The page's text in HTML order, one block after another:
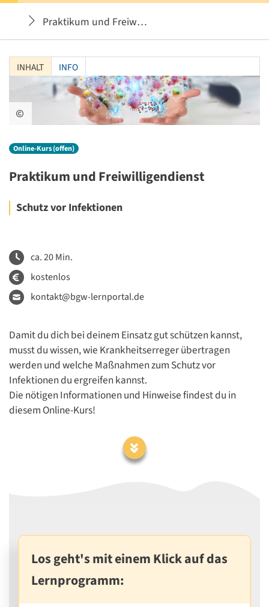
Praktikum und Freiwilligendienst in der Pflege /
INHALT INFO
stock.adobe.com/sdecoret
Online-Kurs (offen)
Praktikum und Freiwilligendienst
Schutz vor Infektionen
ca. 20 Min.
kostenlos
kontakt@bgw-lernportal.de
Damit du dich bei deinem Einsatz gut schützen kannst,
musst du wissen, wie Krankheitserreger übertragen
werden und welche Maßnahmen zum Schutz vor
Infektionen du ergreifen kannst.
Die nötigen Informationen und Hinweise findest du in
diesem Online-Kurs!
Los geht's mit einem Klick auf das
Lernprogramm: